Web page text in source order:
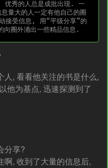
量大的人一定有他自己的圈
接受信息, 用“平级分享”的
, 看看他关注的书是什么,
他为基点, 迅速探测到了
分享?
啊, 收到了大量的信息后,